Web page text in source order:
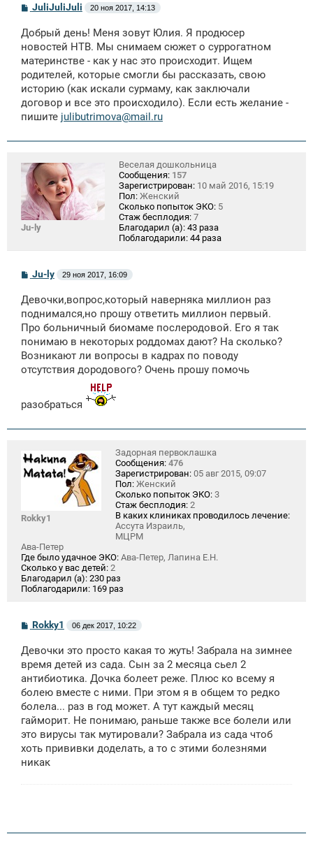
б
щ
н
и
JuliJuliJuli 20 ноя 2017, 14:13
Добрый день! Меня зовут Юлия. Я продюсер
новостей НТВ. Мы снимаем сюжет о суррогатном
материнстве - как у нас это происходит. Ищем
родителей, которые смогли бы рассказать, свою
историю (как искали сурмаму, как заключали
договор и все это происходило). Если есть желание -
пишите julibutrimova@mail.ru
Ju-ly
Веселая дошкольница
Сообщения: 157
Зарегистрирован: 10 май 2016, 15:19
Пол: Женский
Сколько попыток ЭКО: 5
Стаж бесплодия: 7
Благодарил (а): 43 раза
Поблагодарили: 44 раза
б
щ
е
н
и
Ju-ly 29 ноя 2017, 16:09
Девочки,вопрос,который наверняка миллион раз
поднимался,но прошу ответить миллион первый.
Про больничный биомаме послеродовой. Его я так
понимаю в некоторых роддомах дают? На сколько?
Возникают ли вопросы в кадрах по поводу
отсутствия дородового? Очень прошу помочь
разобраться
Rokky1
Задорная первоклашка
Сообщения: 476
Зарегистрирован: 05 авг 2015, 09:07
Пол: Женский
Сколько попыток ЭКО: 3
Стаж бесплодия: 2
В каких клиниках проводилось лечение:
Ассута Израиль,
МЦРМ
Ава-Петер
Где было удачное ЭКО: Ава-Петер, Лапина Е.Н.
Сколько у вас детей: 2
Благодарил (а): 230 раз
Поблагодарили: 169 раз
С
б
щ
е
н
и
Rokky1 06 дек 2017, 10:22
Девочки это просто какая то жуть! Забрала на зимнее
время детей из сада. Сын за 2 месяца сьел 2
антибиотика. Дочка болеет реже. Плюс ко всему я
болею вместе с ними. При этом я в общем то редко
болела... раз в год может. А тут каждый месяц
гайморит. Не понимаю, раньше также все болели или
это вирусы так мутировали? Забрала из сада чтоб
хоть прививки доделать, а то с этими болезнями
никак